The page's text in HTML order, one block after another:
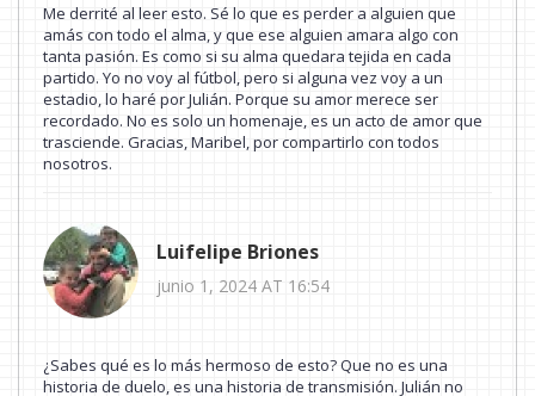
Me derrité al leer esto. Sé lo que es perder a alguien que
amás con todo el alma, y que ese alguien amara algo con
tanta pasión. Es como si su alma quedara tejida en cada
partido. Yo no voy al fútbol, pero si alguna vez voy a un
estadio, lo haré por Julián. Porque su amor merece ser
recordado. No es solo un homenaje, es un acto de amor que
trasciende. Gracias, Maribel, por compartirlo con todos
nosotros.
Luifelipe Briones
junio 1, 2024 AT 16:54
¿Sabes qué es lo más hermoso de esto? Que no es una
historia de duelo, es una historia de transmisión. Julián no